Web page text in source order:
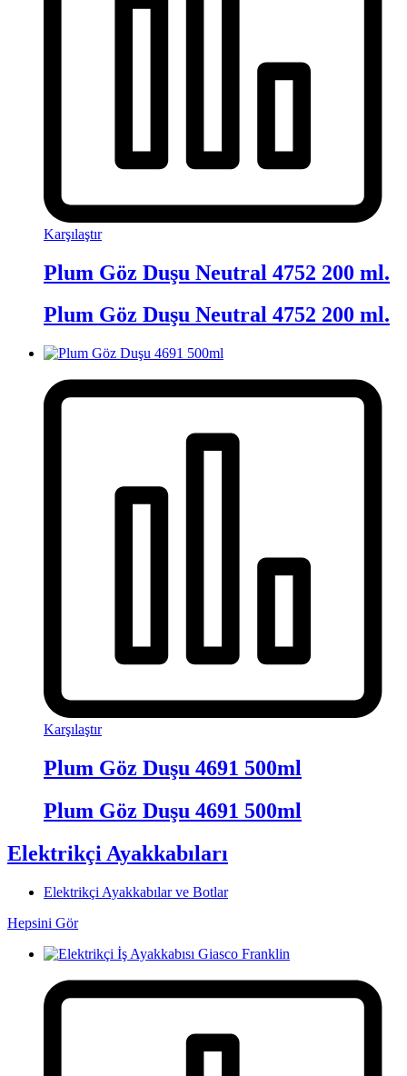
Karşılaştır
Plum Göz Duşu Neutral 4752 200 ml.
Plum Göz Duşu Neutral 4752 200 ml.
Karşılaştır
Plum Göz Duşu 4691 500ml
Plum Göz Duşu 4691 500ml
Elektrikçi Ayakkabıları
Elektrikçi Ayakkabılar ve Botlar
Hepsini Gör